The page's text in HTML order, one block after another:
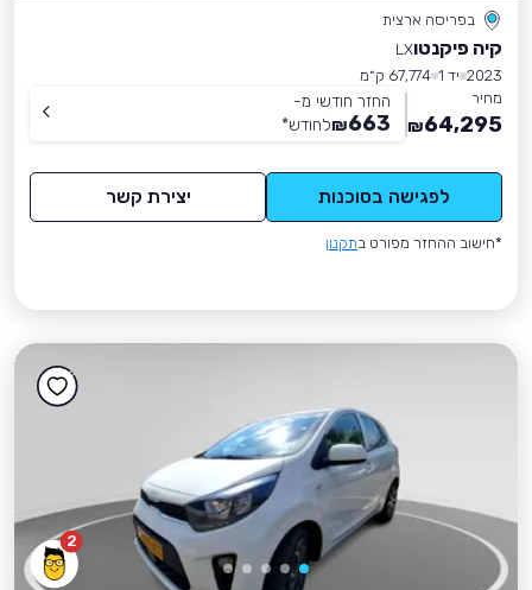
בפריסה ארצית
קיה פיקנטוLX
2023 יד 1
67,774 ק״מ
מחיר
64,295
₪
החזר חודשי מ-
663
₪לחודש*
לפגישה בסוכנות יצירת קשר
*חישוב ההחזר מפורט בתקנון
2